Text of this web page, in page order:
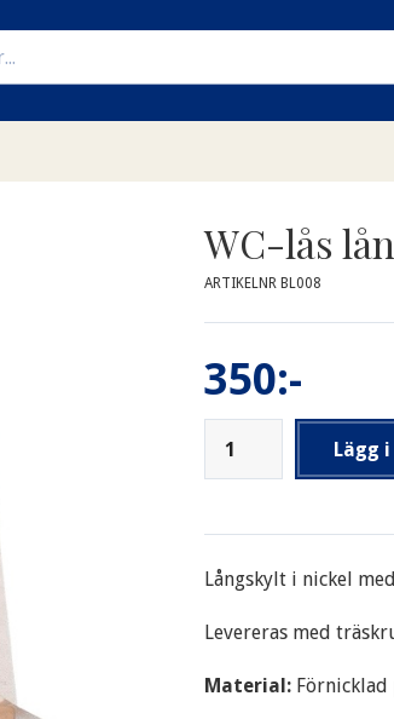
WC-lås
ARTIKELNR BL008
350:-
Lägg
Långskylt i nickel
Levereras med
Material: Förnicklad